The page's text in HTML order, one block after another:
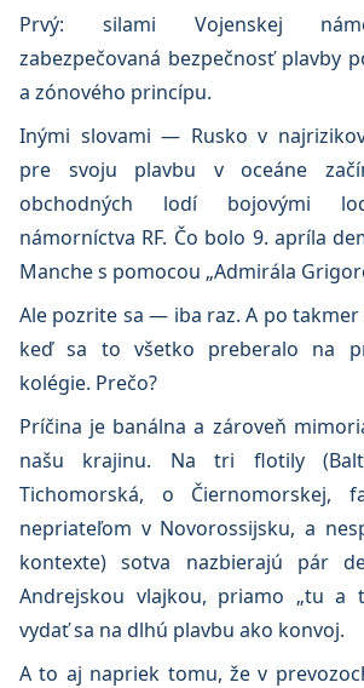
Prvý: silami Vojenskej
zabezpečovaná bezpečnosť plavby
a zónového princípu.
Inými slovami — Rusko v
pre svoju plavbu v oceáne
obchodných lodí bojovými
námorníctva RF. Čo bolo 9. apríla
Manche s pomocou „Admirála
Ale pozrite sa — iba raz. A po
keď sa to všetko preberalo na
kolégie. Prečo?
Príčina je banálna a zároveň
našu krajinu. Na tri flotily
Tichomorská, o Čiernomorskej,
nepriateľom v Novorossijsku, a
kontexte) sotva nazbierajú pár
Andrejskou vlajkou, priamo „tu a
vydať sa na dlhú plavbu ako konvoj.
A to aj napriek tomu, že v